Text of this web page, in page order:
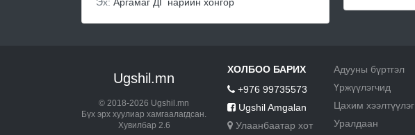
Ugshil.mn
© 2018-2026 Ugshil.mn
Бүх эрх хуулиар хамгаалагдсан.
Хувилбар 2.6
ХОЛБОО БАРИХ
+976 99735573
Ugshil Amgalan
Улаанбаатар хот
Адууны бүртгэл
Үржүүлэгчид
Цахим хээлтүүлэг
Уралдаан